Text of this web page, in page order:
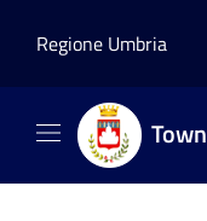
Regione Umbria